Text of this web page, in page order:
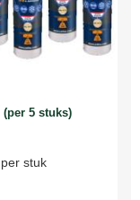
5 stuks)
per stuk